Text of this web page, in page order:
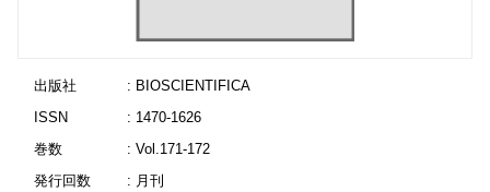
出版社
: BIOSCIENTIFICA
ISSN
: 1470-1626
巻数
: Vol.171-172
発行回数
: 月刊